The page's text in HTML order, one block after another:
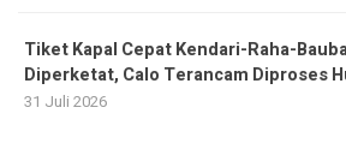
Tiket Kapal Cepat Kendari-Raha-
Diperketat, Calo Terancam Diproses
31 Juli 2026